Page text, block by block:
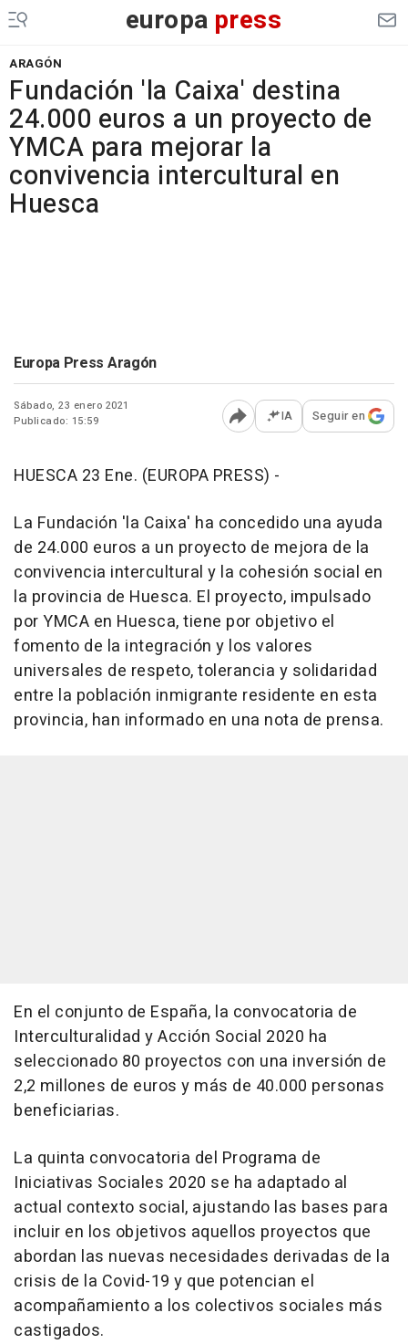
europa press
ARAGÓN
Fundación 'la Caixa' destina
24.000 euros a un proyecto de
YMCA para mejorar la
convivencia intercultural en
Huesca
Europa Press Aragón
Sábado, 23 enero 2021
Publicado: 15:59
Abrir opciones para
IA Seguir en
HUESCA 23 Ene. (EUROPA PRESS) -
La Fundación 'la Caixa' ha concedido una ayuda
de 24.000 euros a un proyecto de mejora de la
convivencia intercultural y la cohesión social en
la provincia de Huesca. El proyecto, impulsado
por YMCA en Huesca, tiene por objetivo el
fomento de la integración y los valores
universales de respeto, tolerancia y solidaridad
entre la población inmigrante residente en esta
provincia, han informado en una nota de prensa.
En el conjunto de España, la convocatoria de
Interculturalidad y Acción Social 2020 ha
seleccionado 80 proyectos con una inversión de
2,2 millones de euros y más de 40.000 personas
beneficiarias.
La quinta convocatoria del Programa de
Iniciativas Sociales 2020 se ha adaptado al
actual contexto social, ajustando las bases para
incluir en los objetivos aquellos proyectos que
abordan las nuevas necesidades derivadas de la
crisis de la Covid-19 y que potencian el
acompañamiento a los colectivos sociales más
castigados.